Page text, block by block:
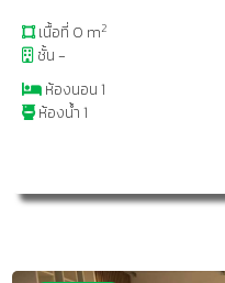
เนื้อที่ 0 m2
ชั้น -
ห้องนอน 1
ห้องน้ำ 1